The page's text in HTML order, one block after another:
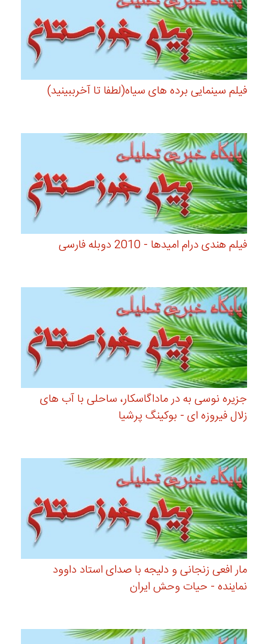
فیلم سینمایی برده های سیاه(لطفا تا آخرببینید)
فیلم هندی درام امیدها - 2010 دوبله فارسی
جزیره نوسی به در ماداگاسکار، ساحلی با آب های
زلال فیروزه ای - بوکینگ پرشیا
مار افعی زنجانی و دلیجه با صدای استاد داوود
نماینده - حیات وحش ایران